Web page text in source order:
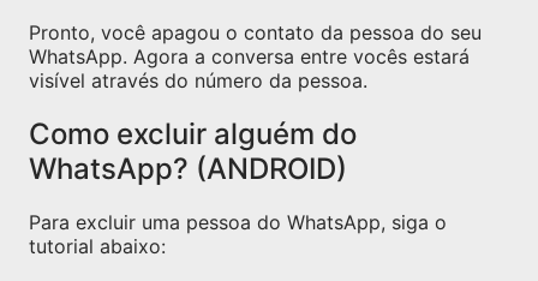
Pronto, você apagou o contato da pessoa do seu
WhatsApp. Agora a conversa entre vocês estará
visível através do número da pessoa.
Como excluir alguém do
WhatsApp? (ANDROID)
Para excluir uma pessoa do WhatsApp, siga o
tutorial abaixo: